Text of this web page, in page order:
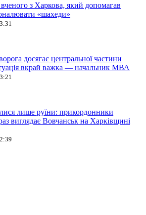
з Харкова, який допомагав
«шахеди»
досягає центральної частини
вкрай важка — начальник МВА
лише руїни: прикордонники
виглядає Вовчанськ на Харківщині